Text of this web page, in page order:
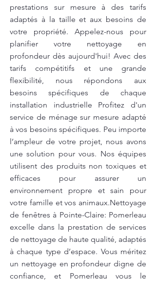
prestations sur mesure à des tarifs
adaptés à la taille et aux besoins de
votre propriété. Appelez-nous pour
planifier votre nettoyage en
profondeur dès aujourd'hui! Avec des
tarifs compétitifs et une grande
flexibilité, nous répondons aux
besoins spécifiques de chaque
installation industrielle Profitez d'un
service de ménage sur mesure adapté
à vos besoins spécifiques. Peu importe
l’ampleur de votre projet, nous avons
une solution pour vous. Nos équipes
utilisent des produits non toxiques et
efficaces pour assurer un
environnement propre et sain pour
votre famille et vos animaux.Nettoyage
de fenêtres à Pointe-Claire: Pomerleau
excelle dans la prestation de services
de nettoyage de haute qualité, adaptés
à chaque type d’espace. Vous méritez
un nettoyage en profondeur digne de
confiance, et Pomerleau vous le